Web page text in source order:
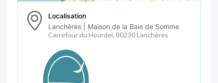
Localisation
Lanchères | Maison de la Baie de Somme
Carrefour du Hourdel, 80230 Lanchères